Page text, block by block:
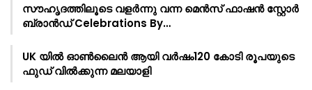
സൗഹൃദത്തിലൂടെ വളർന്നു വന്ന മെൻസ് ഫാഷൻ സ്റ്റോർ
ബ്രാൻഡ് Celebrations By…
UK യിൽ ഓൺലൈൻ ആയി വർഷം120 കോടി രൂപയുടെ
ഫുഡ് വിൽക്കുന്ന മലയാളി